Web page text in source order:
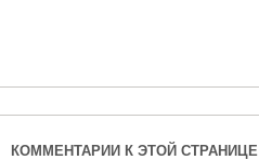
КОММЕНТАРИИ К ЭТОЙ СТРАНИЦЕ